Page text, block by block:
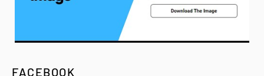
FACEBOOK